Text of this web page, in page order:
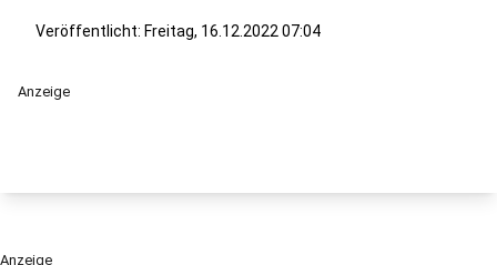
Veröffentlicht: Freitag, 16.12.2022 07:04
Anzeige
Anzeige